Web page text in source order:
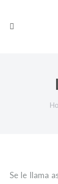
Search:
Se le llama